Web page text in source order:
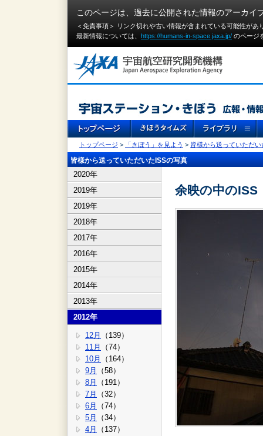
このページは、過去に公開された情報のアーカイ
＜免責事項＞ リンク切れや古い情報が含まれている可能性が
最新情報については、 https://humans-in-space.jaxa.jp/ のページ
トップページ > 「きぼう」を見よう > 皆様から送っていただい
皆様から送っていただいたISSの写真
2020年
2019年
2019年
2018年
2017年
2016年
2015年
2014年
2013年
2012年
12月
（139）
11月
（74）
10月
（164）
9月
（58）
8月
（191）
7月
（32）
6月
（74）
5月
（34）
4月
（137）
余映の中のISS